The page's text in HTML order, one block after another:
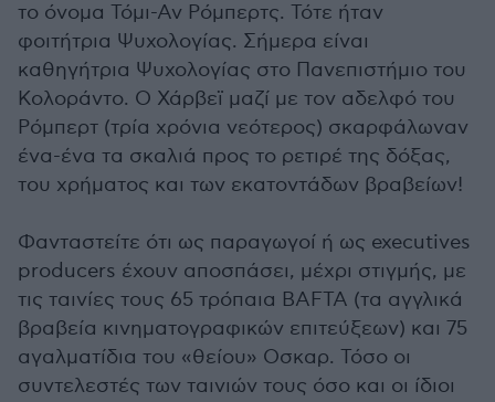
το όνομα Τόμι-Αν Ρόμπερτς. Τότε ήταν
φοιτήτρια Ψυχολογίας. Σήμερα είναι
καθηγήτρια Ψυχολογίας στο Πανεπιστήμιο του
Κολοράντο. Ο Χάρβεϊ μαζί με τον αδελφό του
Ρόμπερτ (τρία χρόνια νεότερος) σκαρφάλωναν
ένα-ένα τα σκαλιά προς το ρετιρέ της δόξας,
του χρήματος και των εκατοντάδων βραβείων!
Φανταστείτε ότι ως παραγωγοί ή ως executives
producers έχουν αποσπάσει, μέχρι στιγμής, με
τις ταινίες τους 65 τρόπαια BAFTA (τα αγγλικά
βραβεία κινηματογραφικών επιτεύξεων) και 75
αγαλματίδια του «θείου» Οσκαρ. Τόσο οι
συντελεστές των ταινιών τους όσο και οι ίδιοι